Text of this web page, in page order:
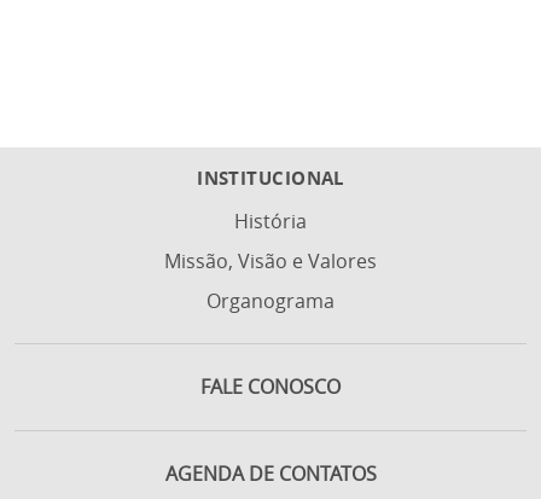
INSTITUCIONAL
História
Missão, Visão e Valores
Organograma
FALE CONOSCO
AGENDA DE CONTATOS